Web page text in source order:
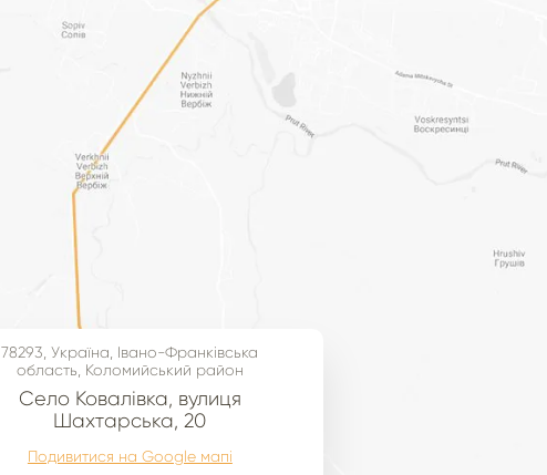
78293, Україна, Івано-Франківська
область, Коломийський район
Cело Ковалівка, вулиця
Шахтарська, 20
Подивитися на Google мапі